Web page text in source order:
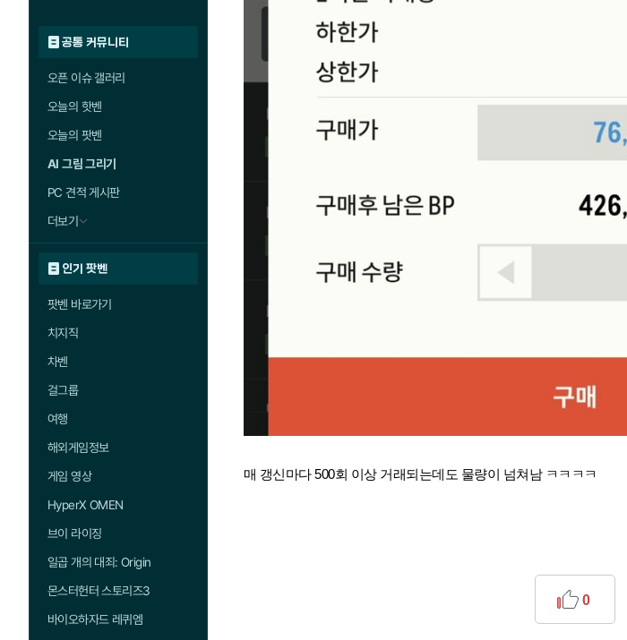
공통 커뮤니티
오픈 이슈 갤러리
오늘의 핫벤
오늘의 팟벤
AI 그림 그리기
PC 견적 게시판
더보기
인기 팟벤
팟벤 바로가기
치지직
차벤
걸그룹
여행
해외게임정보
게임 영상
HyperX OMEN
브이 라이징
일곱 개의 대죄: Origin
몬스터헌터 스토리즈3
바이오하자드 레퀴엠
매 갱신마다 500회 이상 거래되는데도 물량이 넘쳐남 ㅋㅋㅋㅋ
0